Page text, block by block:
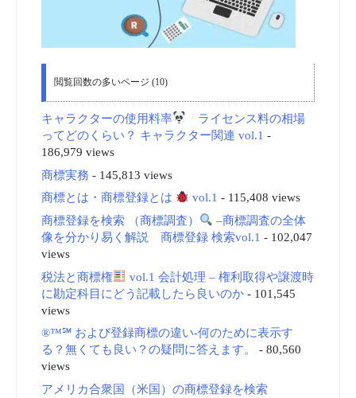
閲覧回数の多いページ (10)
キャラクターの使用料率
ライセンス料の相場
ってどのくらい？ キャラクター関連 vol.1 -
186,979 views
商標実務 - 145,813 views
商標とは・商標登録とは
vol.1 - 115,408 views
商標登録を検索 （商標調査）
–商標調査の全体
像を分かり易く解説 商標登録 検索vol.1 - 102,047
views
税法と商標権
vol.1 会計処理 – 権利取得や譲渡時
に勘定科目にどう記載したら良いのか- 101,545
views
®™℠ および登録商標の違い-何のために表示す
る？無くても良い？の疑問に答えます。
- 80,560
views
アメリカ合衆国（米国）の商標登録を検索